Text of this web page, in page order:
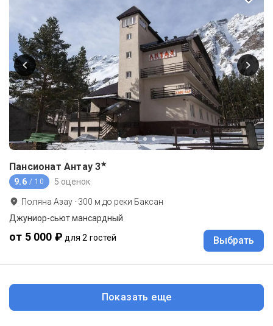
Пансионат Антау 3★
9.6 / 10 5 оценок
Поляна Азау · 300 м до реки Баксан
Джуниор-сьют мансардный
от 5 000 ₽ для 2 гостей Выбрать
Показать еще